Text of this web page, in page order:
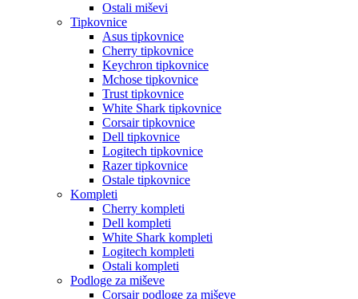
Ostali miševi
Tipkovnice
Asus tipkovnice
Cherry tipkovnice
Keychron tipkovnice
Mchose tipkovnice
Trust tipkovnice
White Shark tipkovnice
Corsair tipkovnice
Dell tipkovnice
Logitech tipkovnice
Razer tipkovnice
Ostale tipkovnice
Kompleti
Cherry kompleti
Dell kompleti
White Shark kompleti
Logitech kompleti
Ostali kompleti
Podloge za miševe
Corsair podloge za miševe